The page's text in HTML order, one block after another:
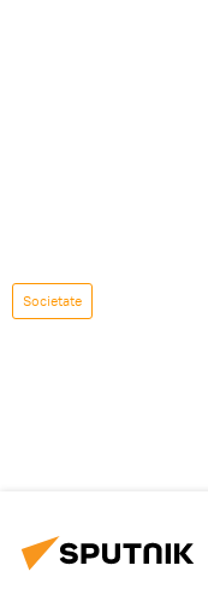
Societate